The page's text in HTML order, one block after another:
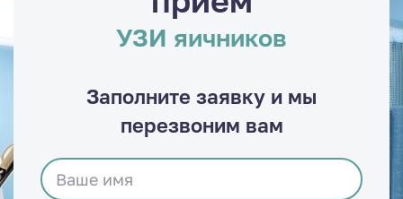
УЗИ яичников
Заполните заявку и мы
перезвоним вам